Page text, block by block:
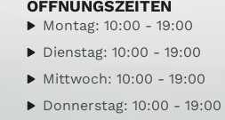
ÖFFNUNGSZEITEN
Montag: 10:00 - 19:00
Dienstag: 10:00 - 19:00
Mittwoch: 10:00 - 19:00
Donnerstag: 10:00 - 19:00